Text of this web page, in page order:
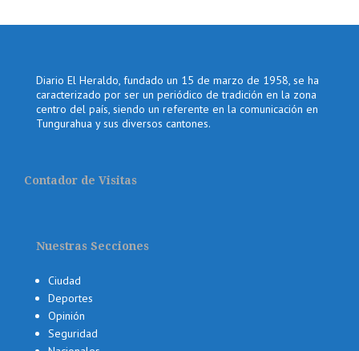
Diario El Heraldo, fundado un 15 de marzo de 1958, se ha
caracterizado por ser un periódico de tradición en la zona
centro del país, siendo un referente en la comunicación en
Tungurahua y sus diversos cantones.
Contador de Visitas
Nuestras Secciones
Ciudad
Deportes
Opinión
Seguridad